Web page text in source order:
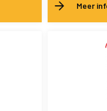
Meer